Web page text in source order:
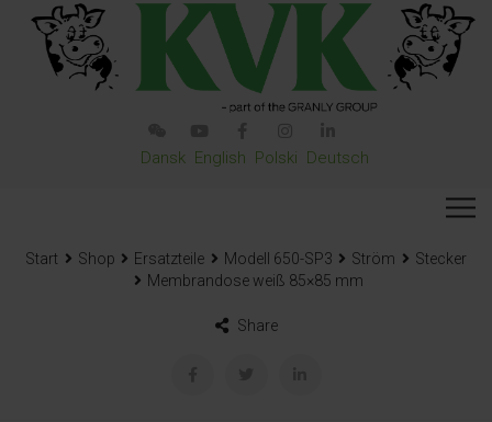
Dansk English Polski Deutsch
Start Shop Ersatzteile Modell 650-SP3 Ström
Stecker
Membrandose weiß 85×85 mm
Share